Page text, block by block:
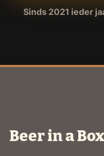
Sinds 2021 ieder
Beer in a Box